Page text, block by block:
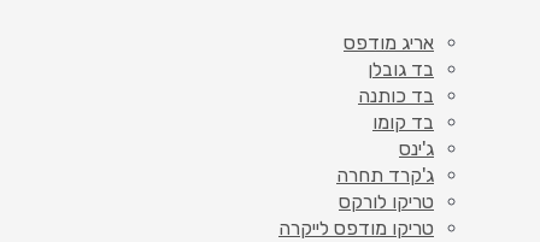
אריג מודפס
בד גובלן
בד כותנה
בד קומו
ג'ינס
ג'קרד תחרה
טריקו לורקס
טריקו מודפס לייקרה